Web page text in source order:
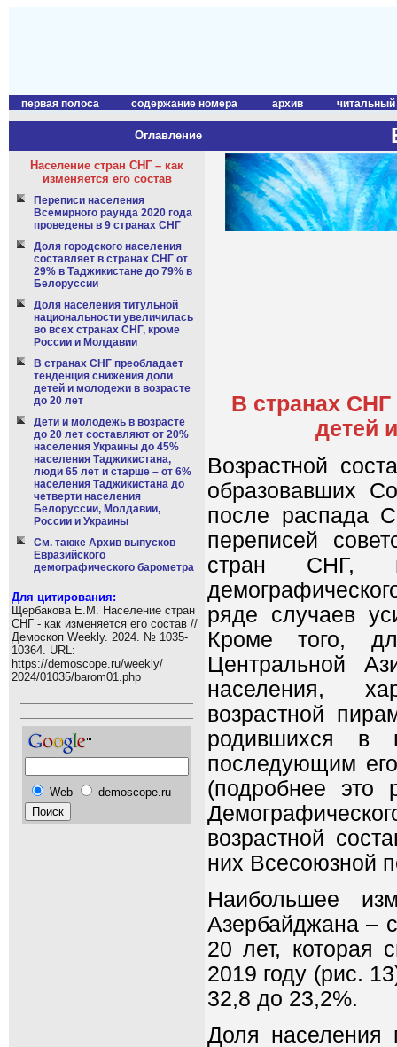
первая полоса содержание номера архив читальный
Оглавление
Население стран СНГ – как
изменяется его состав
Переписи населения
Всемирного раунда 2020 года
проведены в 9 странах СНГ
Доля городского населения
составляет в странах СНГ от
29% в Таджикистане до 79% в
Белоруссии
Доля населения титульной
национальности увеличилась
во всех странах СНГ, кроме
России и Молдавии
В странах СНГ преобладает
тенденция снижения доли
детей и молодежи в возрасте
до 20 лет
Дети и молодежь в возрасте
до 20 лет составляют от 20%
населения Украины до 45%
населения Таджикистана,
люди 65 лет и старше – от 6%
населения Таджикистана до
четверти населения
Белоруссии, Молдавии,
России и Украины
См. также Архив выпусков
Евразийского
демографического барометра
Для цитирования:
Щербакова Е.М. Население стран
СНГ - как изменяется его состав //
Демоскоп Weekly. 2024. № 1035-
10364. URL:
https://demoscope.ru/weekly/
2024/01035/barom01.php
Web demoscope.ru
В странах СНГ
детей
Возрастной
образовавших
после распада
переписей
стран СНГ,
ряде случаев
Кроме того,
Центральной
населения,
возрастной
родившихся в
последующим
(подробнее это
возрастной
них Всесоюзной
Наибольшее
Азербайджана –
20 лет, которая
2019 году (рис.
32,8 до 23,2%.
Доля населения